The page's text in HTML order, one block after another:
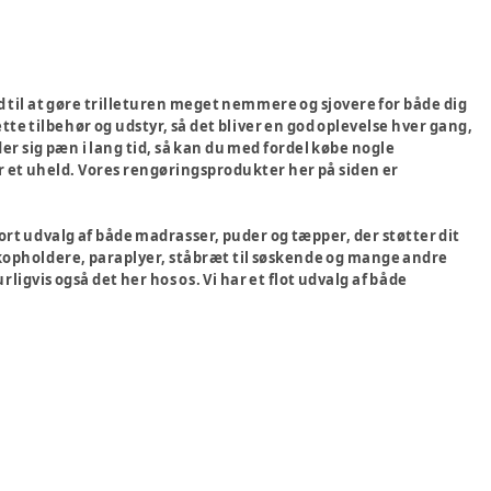
at gøre trilleturen meget nemmere og sjovere for både dig
tilbehør og udstyr, så det bliver en god oplevelse hver gang,
sig pæn i lang tid, så kan du med fordel købe nogle
uheld. Vores rengøringsprodukter her på siden er
udvalg af både madrasser, puder og tæpper, der støtter dit
paraplyer, ståbræt til søskende og mange andre
også det her hos os. Vi har et flot udvalg af både